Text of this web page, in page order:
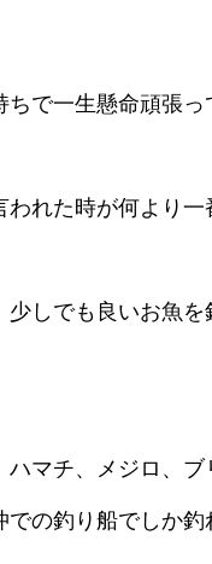
で一生懸命頑張っ
れた時が何より一
しでも良いお魚
マチ、メジロ、
の釣り船でしか